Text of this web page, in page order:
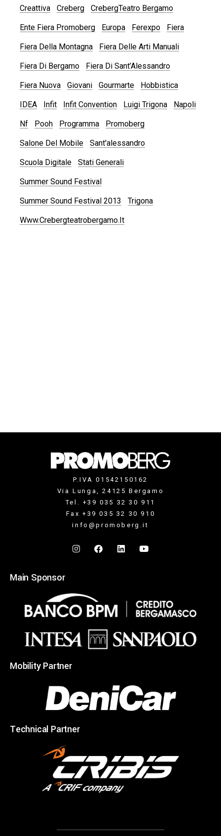
Creattiva Creberg CrebergTeatro Bergamo
Ente Fiera Promoberg Europa Ferexpo Fiera
Fiera Della Montagna Fiera Delle Arti Manuali
Fiera Di Bergamo Fiera Di Sant’Alessandro
Fiera Nuova Giovani Gourmarte Hobbistica
IDEA Infit Infit Convention Luigi Trigona Napoli
Nf Pooh Programma Promoberg
Salone Del Mobile Sant'alessandro
Scuola Digitale Stati Generali
Summer Sound Festival
Summer Sound Festival 2013 Trigona
Www.crebergteatrobergamo.it
P.IVA 01542150162
Via Lunga, 24125 Bergamo
Tel. +39 035 32 30 911
Fax +39 035 32 30 910
info@promoberg.it
Main Sponsor
Mobility Partner
Technical Partner